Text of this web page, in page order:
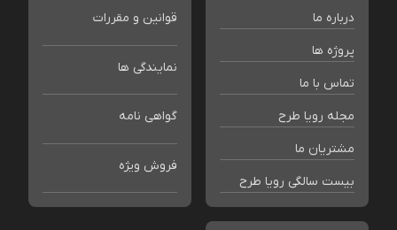
درباره ما
پروژه ها
تماس با ما
مجله رویا طرح
مشتریان ما
بیست سالگی رویا طرح
قوانین و مقررات
نمایندگی ها
گواهی نامه
فروش ویژه